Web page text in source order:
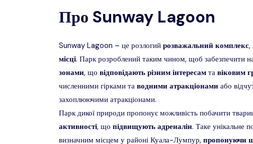
Про Sunway Lagoon
Sunway Lagoon – це розлогий розважальний комплекс,
місці. Парк розроблений таким чином, щоб забезпечити
зонами, що відповідають різним інтересам та віковим
численними гірками та водними атракціонами або
захоплюючими атракціонами.
Парк дикої природи пропонує можливість побачити
активності, що підвищують адреналін. Таке унікальне
визначним місцем у районі Куала-Лумпур, пропонуючи